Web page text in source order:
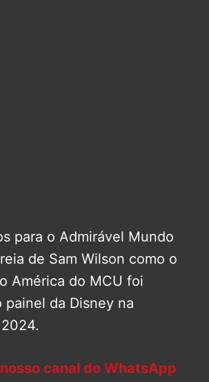
para o Admirável Mundo
de Sam Wilson como o
América do MCU foi
painel da Disney na
canal do WhatsApp